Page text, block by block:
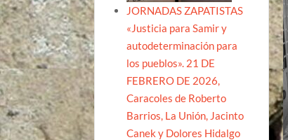
JORNADAS ZAPATISTAS
«Justicia para Samir y
autodeterminación para
los pueblos». 21 DE
FEBRERO DE 2026,
Caracoles de Roberto
Barrios, La Unión, Jacinto
Canek y Dolores Hidalgo